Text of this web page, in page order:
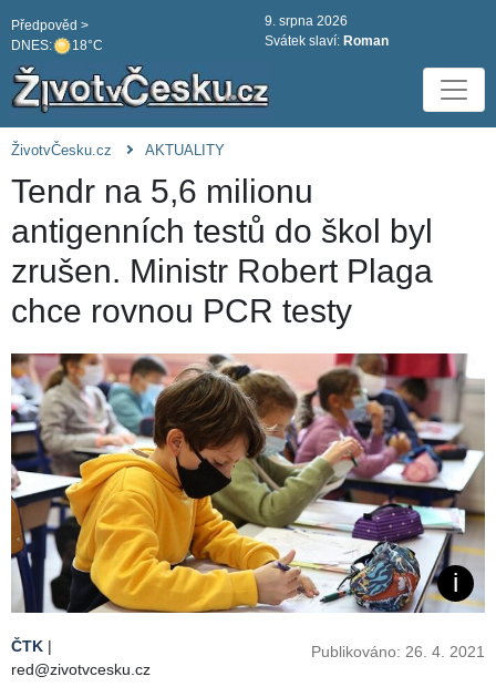
DNES: 18°C
Předpověd >
9. srpna 2026
Svátek slaví: Roman
ŽivotvČesku.cz AKTUALITY
Tendr na 5,6 milionu
antigenních testů do škol byl
zrušen. Ministr Robert Plaga
chce rovnou PCR testy
ČTK |
red@zivotvcesku.cz
Publikováno: 26. 4. 2021